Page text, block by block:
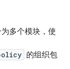
多个模块，使
的组织包